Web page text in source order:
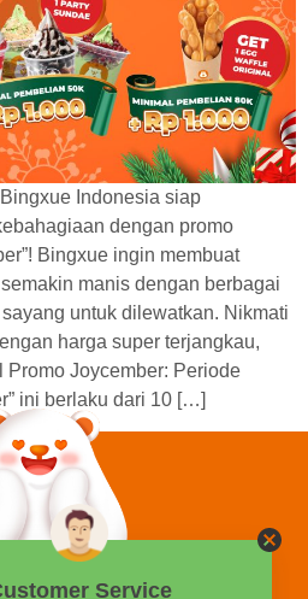
Indonesia siap
dengan promo
Bingxue ingin membuat
manis dengan berbagai
untuk dilewatkan. Nikmati
harga super terjangkau,
Joycember: Periode
ini berlaku dari 10 […]